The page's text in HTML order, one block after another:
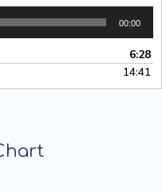
00:00
6:28
14:41